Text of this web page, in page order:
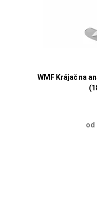
WMF Krájač na
od